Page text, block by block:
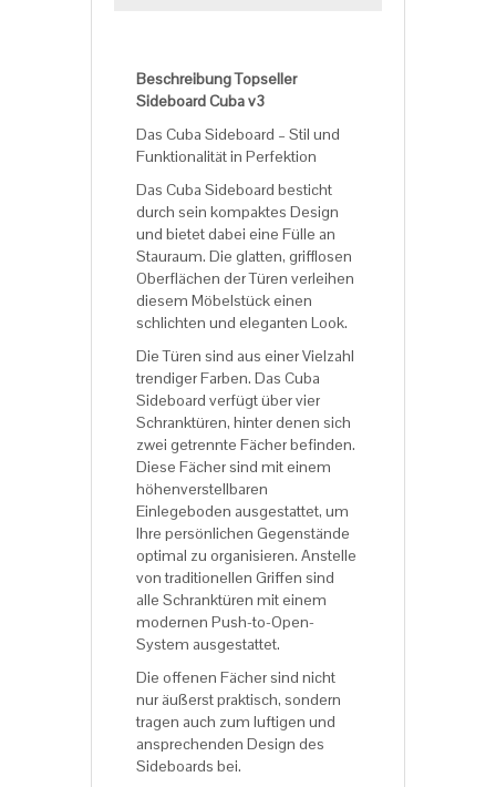
Beschreibung Topseller
Sideboard Cuba v3
Das Cuba Sideboard – Stil und
Funktionalität in Perfektion
Das Cuba Sideboard besticht
durch sein kompaktes Design
und bietet dabei eine Fülle an
Stauraum. Die glatten, grifflosen
Oberflächen der Türen verleihen
diesem Möbelstück einen
schlichten und eleganten Look.
Die Türen sind aus einer Vielzahl
trendiger Farben. Das Cuba
Sideboard verfügt über vier
Schranktüren, hinter denen sich
zwei getrennte Fächer befinden.
Diese Fächer sind mit einem
höhenverstellbaren
Einlegeboden ausgestattet, um
Ihre persönlichen Gegenstände
optimal zu organisieren. Anstelle
von traditionellen Griffen sind
alle Schranktüren mit einem
modernen Push-to-Open-
System ausgestattet.
Die offenen Fächer sind nicht
nur äußerst praktisch, sondern
tragen auch zum luftigen und
ansprechenden Design des
Sideboards bei.